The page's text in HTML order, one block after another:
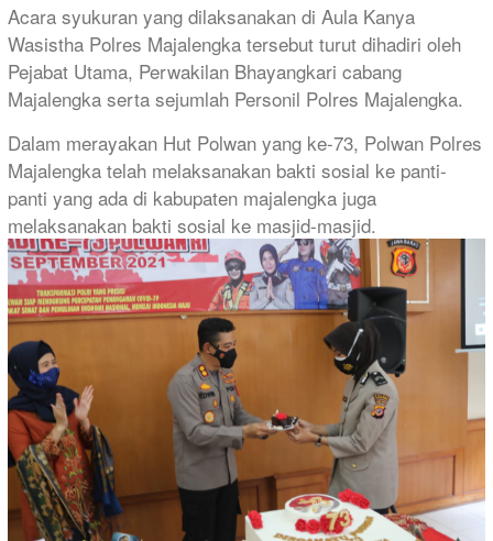
Acara syukuran yang dilaksanakan di Aula Kanya
Wasistha Polres Majalengka tersebut turut dihadiri oleh
Pejabat Utama, Perwakilan Bhayangkari cabang
Majalengka serta sejumlah Personil Polres Majalengka.
Dalam merayakan Hut Polwan yang ke-73, Polwan Polres
Majalengka telah melaksanakan bakti sosial ke panti-
panti yang ada di kabupaten majalengka juga
melaksanakan bakti sosial ke masjid-masjid.